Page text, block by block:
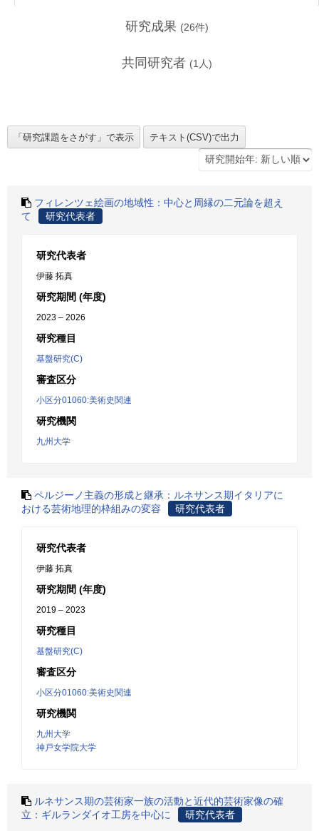
研究成果 (26件)
共同研究者 (1 人)
フィレンツェ絵画の地域性：中心と周縁の二元論を超え
て
研究代表者
研究代表者
伊藤 拓真
研究期間 (年度)
2023 – 2026
研究種目
基盤研究(C)
審査区分
小区分01060:美術史関連
研究機関
九州大学
ペルジーノ主義の形成と継承：ルネサンス期イタリアに
おける芸術地理的枠組みの変容
研究代表者
研究代表者
伊藤 拓真
研究期間 (年度)
2019 – 2023
研究種目
基盤研究(C)
審査区分
小区分01060:美術史関連
研究機関
九州大学
神戸女学院大学
ルネサンス期の芸術家一族の活動と近代的芸術家像の確
立：ギルランダイオ工房を中心に
研究代表者